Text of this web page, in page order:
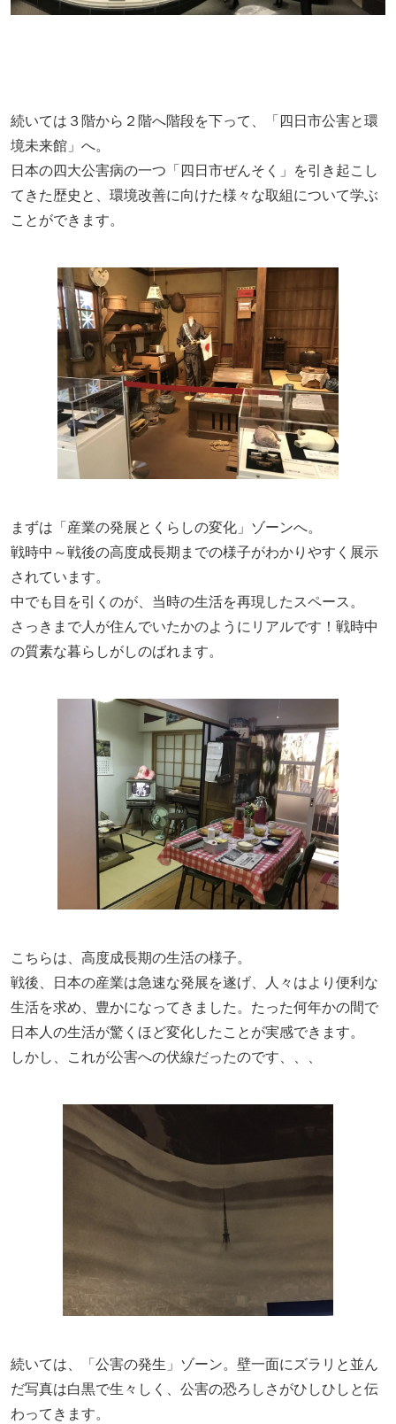
続いては３階から２階へ階段を下って、「四日市公害と環
境未来館」へ。
日本の四大公害病の一つ「四日市ぜんそく」を引き起こし
てきた歴史と、環境改善に向けた様々な取組について学ぶ
ことができます。
まずは「産業の発展とくらしの変化」ゾーンへ。
戦時中～戦後の高度成長期までの様子がわかりやすく展示
されています。
中でも目を引くのが、当時の生活を再現したスペース。
さっきまで人が住んでいたかのようにリアルです！戦時中
の質素な暮らしがしのばれます。
こちらは、高度成長期の生活の様子。
戦後、日本の産業は急速な発展を遂げ、人々はより便利な
生活を求め、豊かになってきました。たった何年かの間で
日本人の生活が驚くほど変化したことが実感できます。
しかし、これが公害への伏線だったのです、、、
続いては、「公害の発生」ゾーン。壁一面にズラリと並ん
だ写真は白黒で生々しく、公害の恐ろしさがひしひしと伝
わってきます。